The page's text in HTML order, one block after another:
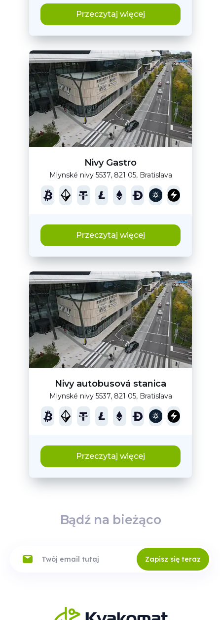
Przeczytaj więcej
Nivy Gastro
Mlynské nivy 5537, 821 05, Bratislava
Przeczytaj więcej
Nivy autobusová stanica
Mlynské nivy 5537, 821 05, Bratislava
Przeczytaj więcej
Bądź na bieżąco
Zapisz się teraz